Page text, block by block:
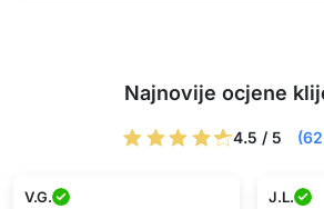
Najnovije ocjene
4.5 / 5
V.G. J.L.